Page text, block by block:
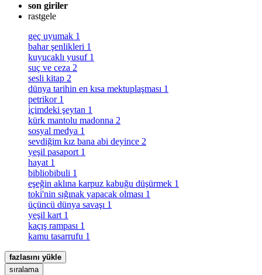
son giriler
rastgele
geç uyumak 1
bahar şenlikleri 1
kuyucaklı yusuf 1
suç ve ceza 2
sesli kitap 2
dünya tarihin en kısa mektuplaşması 1
petrikor 1
i̇çimdeki şeytan 1
kürk mantolu madonna 2
sosyal medya 1
sevdiğim kız bana abi deyince 2
yeşil pasaport 1
hayat 1
bibliobibuli 1
eşeğin aklına karpuz kabuğu düşürmek 1
toki̇'nin sığınak yapacak olması 1
üçüncü dünya savaşı 1
yeşil kart 1
kaçış rampası 1
kamu tasarrufu 1
fazlasını yükle
sıralama